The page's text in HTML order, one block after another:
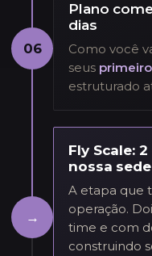
06
Plano
dias
Como você
seus
estruturado
→
Fly Scale:
nossa sede
A etapa que
operação.
time e com
construindo